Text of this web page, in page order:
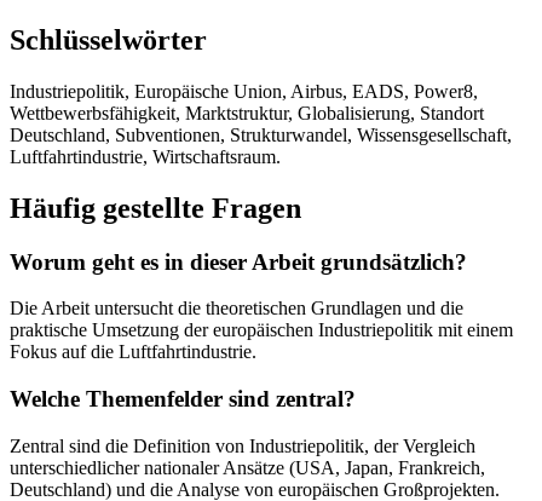
Schlüsselwörter
Industriepolitik, Europäische Union, Airbus, EADS, Power8,
Wettbewerbsfähigkeit, Marktstruktur, Globalisierung, Standort
Deutschland, Subventionen, Strukturwandel, Wissensgesellschaft,
Luftfahrtindustrie, Wirtschaftsraum.
Häufig gestellte Fragen
Worum geht es in dieser Arbeit grundsätzlich?
Die Arbeit untersucht die theoretischen Grundlagen und die
praktische Umsetzung der europäischen Industriepolitik mit einem
Fokus auf die Luftfahrtindustrie.
Welche Themenfelder sind zentral?
Zentral sind die Definition von Industriepolitik, der Vergleich
unterschiedlicher nationaler Ansätze (USA, Japan, Frankreich,
Deutschland) und die Analyse von europäischen Großprojekten.